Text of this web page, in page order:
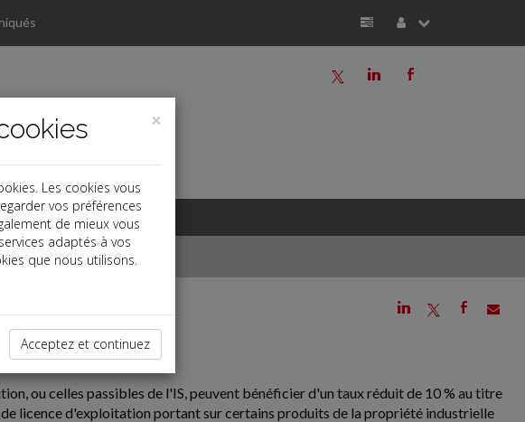
b
j
a
j a b
ou celles passibles de l'IS, peuvent bénéficier d'un taux réduit de 10 % au titre
licence d'exploitation portant sur certains produits de la propriété industrielle
×
Les cookies vous
vos préférences
de mieux vous
adaptés à vos
que nous utilisons.
Acceptez et continuez